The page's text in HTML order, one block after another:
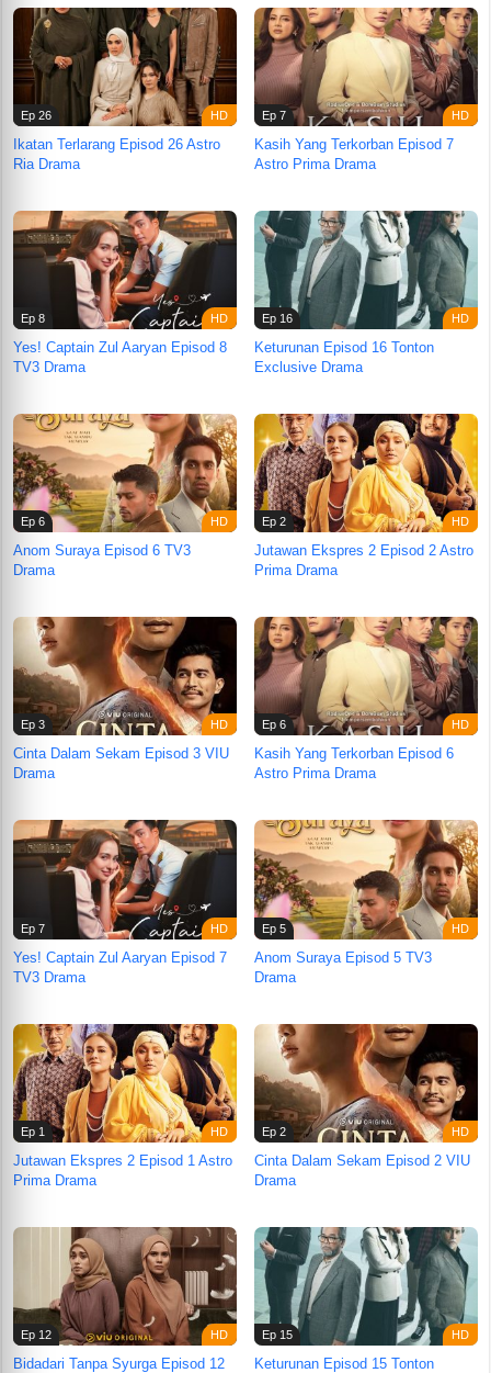
Ep 26
Ikatan Terlarang Episod 26 Astro
Ria Drama
Ep 7
Kasih Yang Terkorban Episod 7
Astro Prima Drama
Ep 8
Yes! Captain Zul Aaryan Episod 8
TV3 Drama
Ep 16
Keturunan Episod 16 Tonton
Exclusive Drama
Ep 6
Anom Suraya Episod 6 TV3
Drama
Ep 2
Jutawan Ekspres 2 Episod 2 Astro
Prima Drama
Ep 3
Cinta Dalam Sekam Episod 3 VIU
Drama
Ep 6
Kasih Yang Terkorban Episod 6
Astro Prima Drama
Ep 7
Yes! Captain Zul Aaryan Episod 7
TV3 Drama
Ep 5
Anom Suraya Episod 5 TV3
Drama
Ep 1
Jutawan Ekspres 2 Episod 1 Astro
Prima Drama
Ep 2
Cinta Dalam Sekam Episod 2 VIU
Drama
Ep 12
Bidadari Tanpa Syurga Episod 12
Ep 15
Keturunan Episod 15 Tonton